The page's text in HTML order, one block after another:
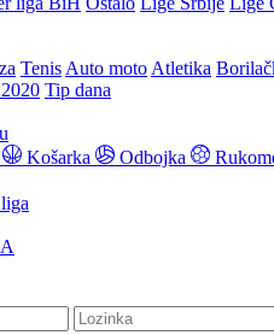
Tenis Auto moto Atletika
Tip dana
Košarka Odbojka